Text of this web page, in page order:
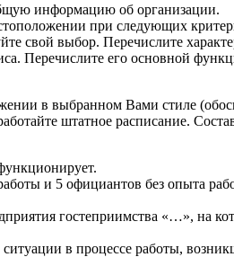
информацию об организации.
при следующих
свой выбор. Перечислите
Перечислите его основной
в выбранном Вами стиле
штатное расписание.
и 5 официантов без опыта
гостеприимства «…», на
в процессе работы,